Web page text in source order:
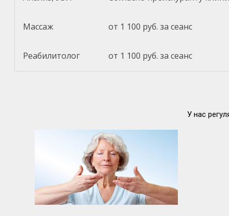
Массаж от 1 100 руб. за сеанс
Реабилитолог от 1 100 руб. за сеанс
У нас